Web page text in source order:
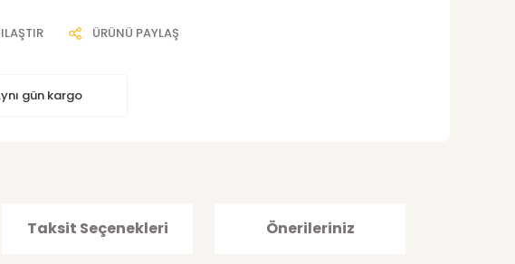
ÜRÜNÜ PAYLAŞ
gün kargo
Taksit Seçenekleri Önerileriniz